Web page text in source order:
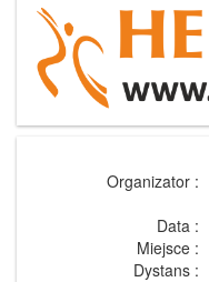
Organizator :
Data :
Miejsce :
Dystans :